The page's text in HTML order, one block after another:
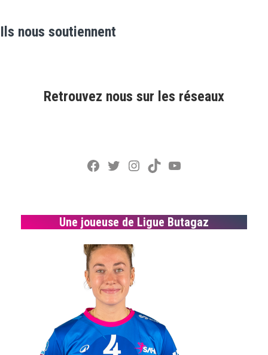
Ils nous soutiennent
Retrouvez nous sur les réseaux
Facebook
Twitter
Instagram
TikTokYouTube
Une joueuse de Ligue Butagaz